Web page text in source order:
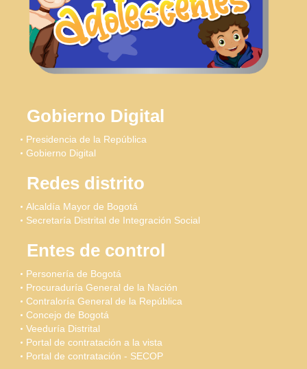
Gobierno Digital
Presidencia de la República
Gobierno Digital
Redes distrito
Alcaldía Mayor de Bogotá
Secretaría Distrital de Integración Social
Entes de control
Personería de Bogotá
Procuraduría General de la Nación
Contraloría General de la República
Concejo de Bogotá
Veeduría Distrital
Portal de contratación a la vista
Portal de contratación - SECOP